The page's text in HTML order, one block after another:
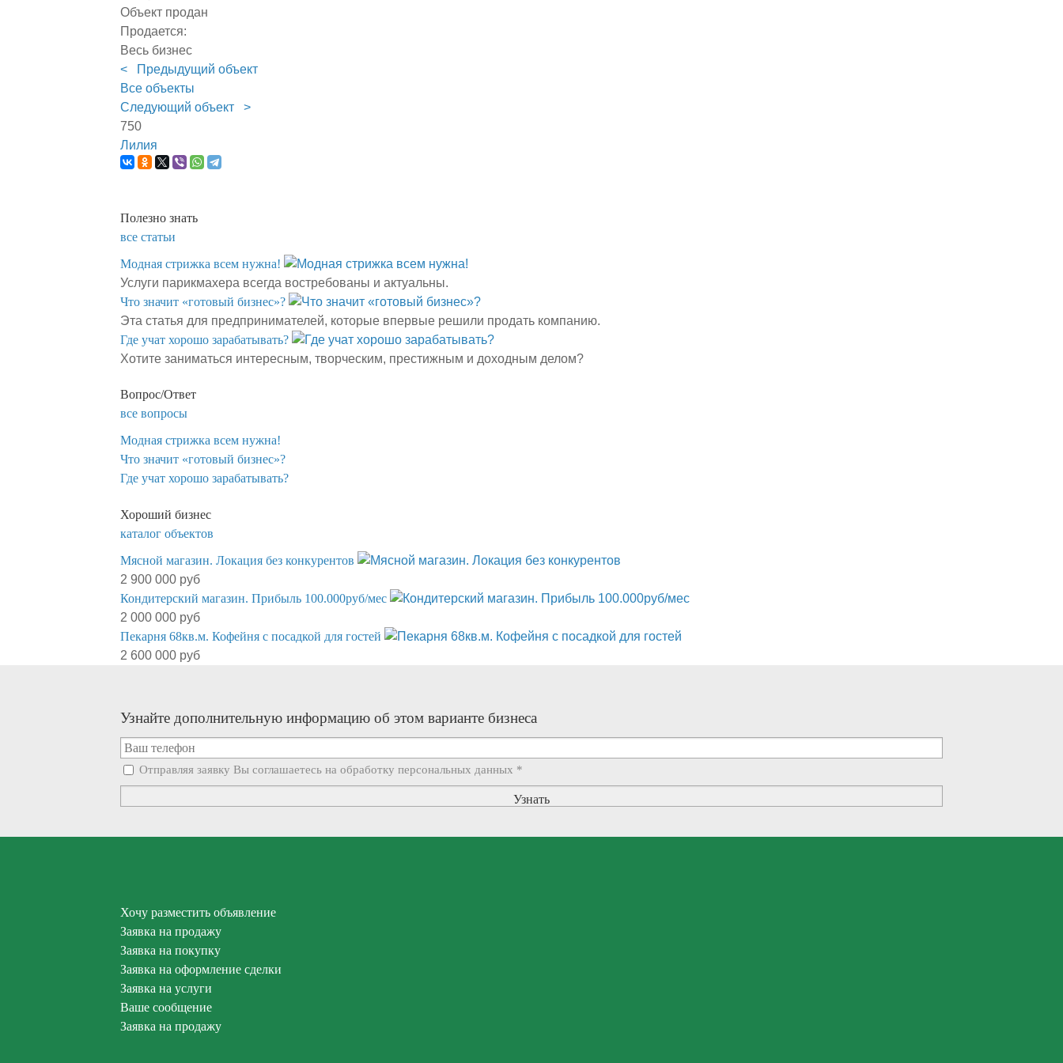
Объект продан
Продается:
Весь бизнес
< Предыдущий объект
Все объекты
Следующий объект >
750
Лилия
Полезно знать
все статьи
Модная стрижка всем нужна!
Услуги парикмахера всегда востребованы и актуальны.
​Что значит «готовый бизнес»?
Эта статья для предпринимателей, которые впервые решили продать компанию.
​Где учат хорошо зарабатывать?
Хотите заниматься интересным, творческим, престижным и доходным делом?
Вопрос/Ответ
все вопросы
Модная стрижка всем нужна!
​Что значит «готовый бизнес»?
​Где учат хорошо зарабатывать?
Хороший бизнес
каталог объектов
Мясной магазин. Локация без конкурентов
2 900 000 руб
Кондитерский магазин. Прибыль 100.000руб/мес
2 000 000 руб
Пекарня 68кв.м. Кофейня с посадкой для гостей
2 600 000 руб
Узнайте дополнительную информацию об этом варианте бизнеса
Отправляя заявку Вы соглашаетесь на обработку персональных данных *
Хочу разместить объявление
Заявка на продажу
Заявка на покупку
Заявка на оформление сделки
Заявка на услуги
Ваше сообщение
Заявка на продажу